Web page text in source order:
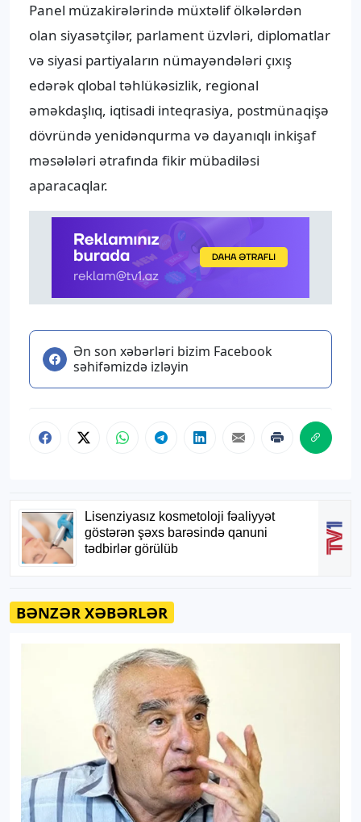
Panel müzakirələrində müxtəlif ölkələrdən
olan siyasətçilər, parlament üzvləri, diplomatlar
və siyasi partiyaların nümayəndələri çıxış
edərək qlobal təhlükəsizlik, regional
əməkdaşlıq, iqtisadi inteqrasiya, postmünaqişə
dövründə yenidənqurma və dayanıqlı inkişaf
məsələləri ətrafında fikir mübadiləsi
aparacaqlar.
Ən son xəbərləri bizim Facebook
səhifəmizdə izləyin
BƏNZƏR XƏBƏRLƏR